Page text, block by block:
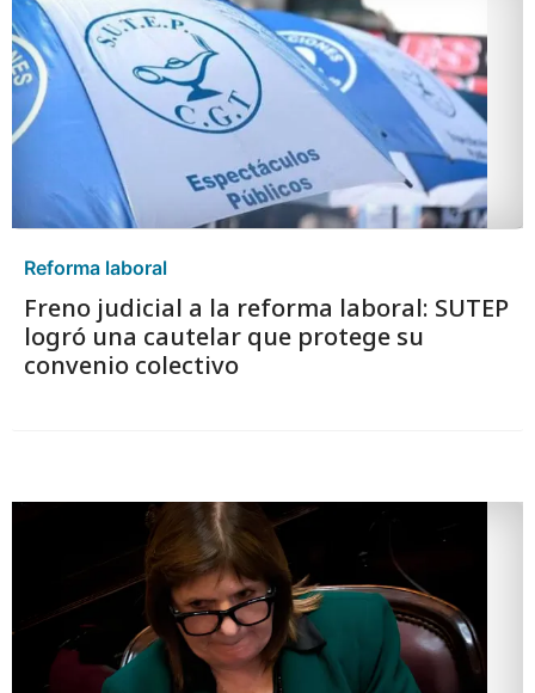
Reforma laboral
Freno judicial a la reforma laboral: SUTEP
logró una cautelar que protege su
convenio colectivo